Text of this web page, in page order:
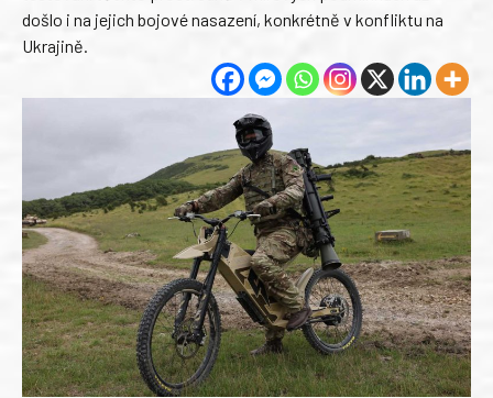
došlo i na jejich bojové nasazení, konkrétně v konfliktu na
Ukrajině.